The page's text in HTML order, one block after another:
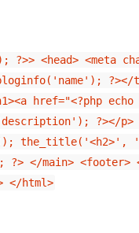
?>> <head>
?></
href="<?php
?></p>
the_title('<h2>',
</main> <footer>
</html>